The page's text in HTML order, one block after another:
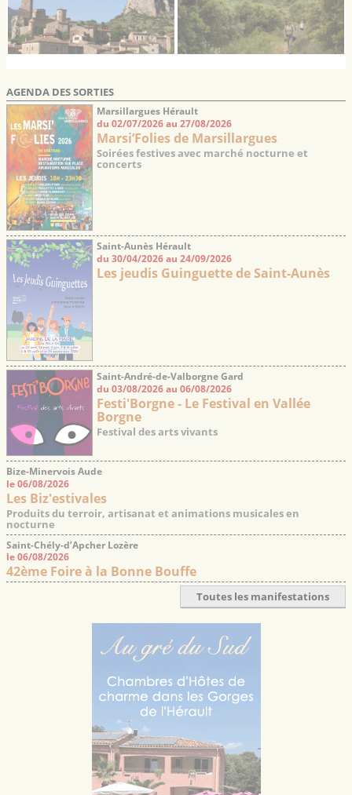
AGENDA DES SORTIES
Marsillargues Hérault
du 02/07/2026 au 27/08/2026
Marsi’Folies de Marsillargues
Soirées festives avec marché nocturne et
concerts
Saint-Aunès Hérault
du 30/04/2026 au 24/09/2026
Les jeudis Guinguette de Saint-Aunès
Saint-André-de-Valborgne Gard
du 03/08/2026 au 06/08/2026
Festi'Borgne - Le Festival en Vallée
Borgne
Festival des arts vivants
Bize-Minervois Aude
le 06/08/2026
Les Biz'estivales
Produits du terroir, artisanat et animations musicales en
nocturne
Saint-Chély-d’Apcher Lozère
le 06/08/2026
42ème Foire à la Bonne Bouffe
Toutes les manifestations